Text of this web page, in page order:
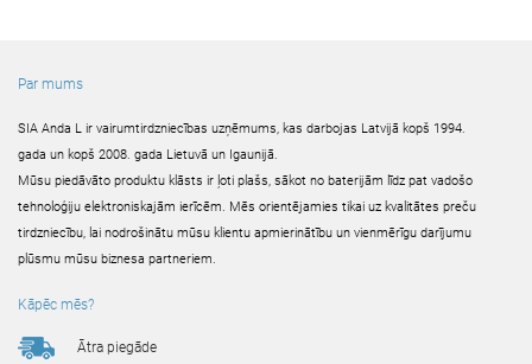
Par mums
SIA Anda L ir vairumtirdzniecības uzņēmums, kas darbojas Latvijā kopš 1994.
gada un kopš 2008. gada Lietuvā un Igaunijā.
Mūsu piedāvāto produktu klāsts ir ļoti plašs, sākot no baterijām līdz pat vadošo
tehnoloģiju elektroniskajām ierīcēm. Mēs orientējamies tikai uz kvalitātes preču
tirdzniecību, lai nodrošinātu mūsu klientu apmierinātību un vienmērīgu darījumu
plūsmu mūsu biznesa partneriem.
Kāpēc mēs?
Ātra piegāde